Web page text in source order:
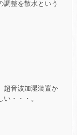
調整を散水という
超音波加湿装置か
・・・。